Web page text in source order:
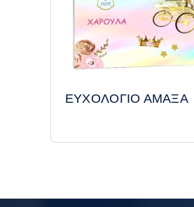
ΕΥΧΟΛΟΓΙΟ ΑΜΑΞΑ